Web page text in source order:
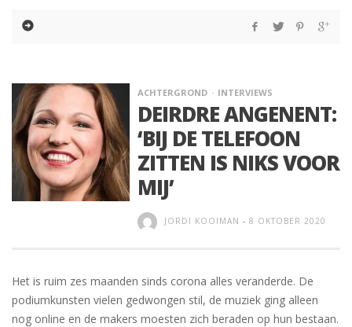
ACHTERGROND INTERVIEWS
DEIRDRE ANGENENT:
‘BIJ DE TELEFOON
ZITTEN IS NIKS VOOR
MIJ’
JORDI KOOIMAN - 8 OKTOBER 2020
Het is ruim zes maanden sinds corona alles veranderde. De
podiumkunsten vielen gedwongen stil, de muziek ging alleen
nog online en de makers moesten zich beraden op hun bestaan.